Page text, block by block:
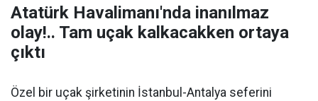
Atatürk Havalimanı'nda inanılmaz
olay!.. Tam uçak kalkacakken ortaya
çıktı
Özel bir uçak şirketinin İstanbul-Antalya seferini